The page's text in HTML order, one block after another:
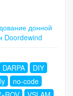
донной
Doordewind
DARPA
DIY
no-code